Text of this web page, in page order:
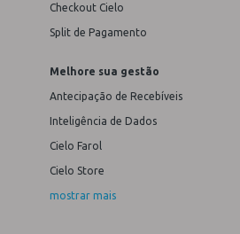
Checkout Cielo
Split de Pagamento
Melhore sua gestão
Antecipação de Recebíveis
Inteligência de Dados
Cielo Farol
Cielo Store
mostrar mais